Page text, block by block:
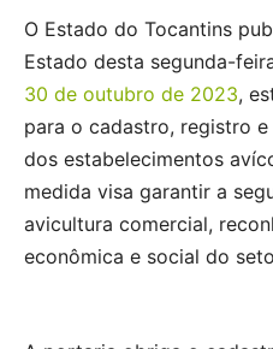
O Estado do Tocantins
Estado desta segunda-
30 de outubro de 2023,
para o cadastro, registro
dos estabelecimentos
medida visa garantir a
avicultura comercial,
econômica e social do